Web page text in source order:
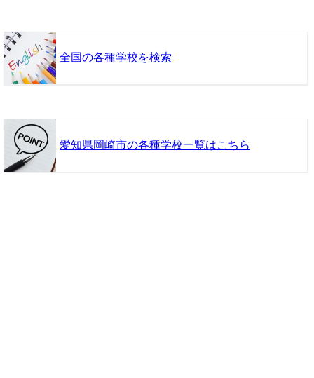
全国の各種学校を検索
愛知県岡崎市の各種学校一覧はこちら